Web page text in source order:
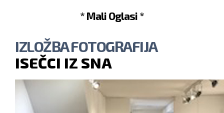
* Mali Oglasi *
IZLOŽBA FOTOGRAFIJA
ISEČCI IZ SNA